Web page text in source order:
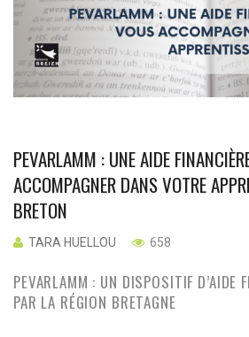
PEVARLAMM : UNE AIDE
ACCOMPAGNER DANS VOTRE
BRETON
TARA HUELLOU 658
PEVARLAMM : UN DISPOSITIF D’AIDE
PAR LA RÉGION BRETAGNE